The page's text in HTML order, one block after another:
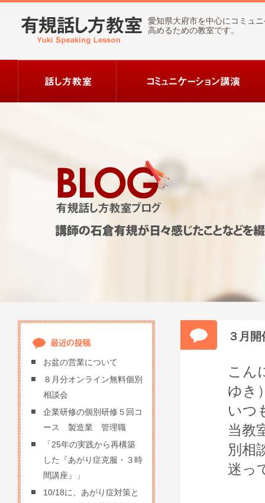
愛知県大府市を中心にコミュ
高めるための教室です。
３月
こん
ゆき
いつ
当教
別相
迷っ
お盆の営業について
８月分オンライン無料個別
相談会
企業研修の個別研修５回コ
ース 製造業 管理職
「25年の実践から再構築
した『あがり症克服・３時
間講座』」
10/18に、あがり症対策と